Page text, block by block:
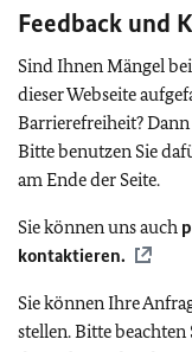
Feedback und
Sind Ihnen Mängel
dieser Webseite
Barrierefreiheit?
Bitte benutzen Sie
am Ende der Seite.
Sie können uns auch
kontaktieren.
Sie können Ihre
stellen. Bitte beachten